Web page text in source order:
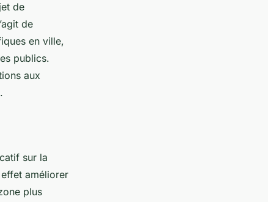
de
de
en ville,
publics.
aux
sur la
améliorer
plus